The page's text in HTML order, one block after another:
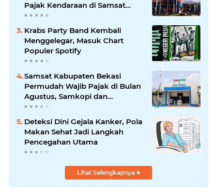
Pajak Kendaraan di Samsat
Kebon Nanas Berlaku Hingga 31
Agustus 2026
Krabs Party Band Kembali
Menggelegar, Masuk Chart
Populer Spotify
Samsat Kabupaten Bekasi
Permudah Wajib Pajak di Bulan
Agustus, Samkopi dan
Samkopdes Jadi Solusi Bayar
Pajak Kendaraan
Deteksi Dini Gejala Kanker, Pola
Makan Sehat Jadi Langkah
Pencegahan Utama
Lihat Selengkapnya